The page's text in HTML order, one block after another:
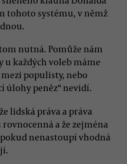
tohoto systému, v němž
nutná. Pomůže nám
každých voleb máme
populisty, nebo
úlohy peněz“ nevidí.
lidská práva a práva
a že zejména
nenastoupí vhodná